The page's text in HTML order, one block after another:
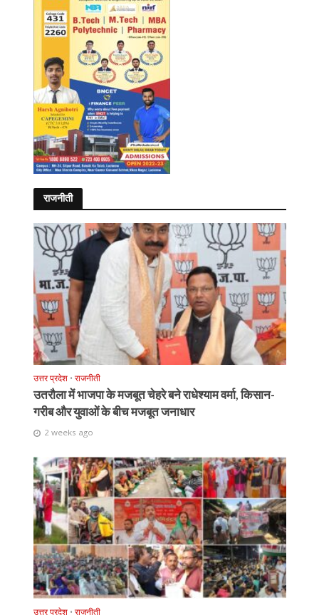
राजनीती
उत्तर प्रदेश • राजनीती
उतरौला में भाजपा के मजबूत चेहरे बने राधेश्याम वर्मा, किसान-
गरीब और युवाओं के बीच मजबूत जनाधार
2 weeks ago
उत्तर प्रदेश • राजनीती